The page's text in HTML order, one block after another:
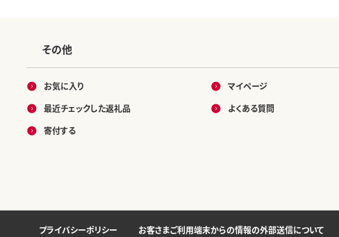
その他
お気に入り
最近チェックした返礼品
寄付する
マイページ
よくある質問
プライバシーポリシー お客さまご利用端末からの情報の外部送信について